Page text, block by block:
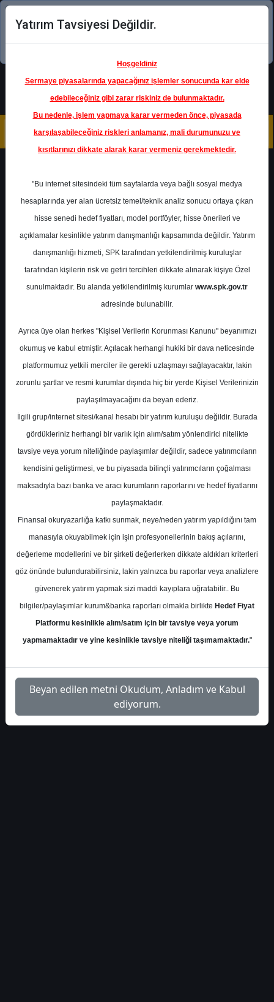
Şimdi uygulamayı indirin!
Ana Sayfa Raporlar
Alnus Yatırım
Rapor Detay
KARSN - Hedef Fiyat
Alnus Yatırım 11 Kasım 2025
Alnus Yatırım, KARSN - Karsan Otomotiv için
hedef fiyatını 15,30 TL seviyesinden 14,26
TL’ye revize ederken tavsiyesini ise 'AL'
S.No Dosya Adı İndir
1
alnus-yatirim-karsan-hisse-
hedef-fiyat-2026
İlgili
Dosyayı
Yatırım Tavsiyesi Değildir.
Hoşgeldiniz
Sermaye piyasalarında yapacağınız işlemler sonucunda kar elde
edebileceğiniz gibi zarar riskiniz de bulunmaktadır.
Bu nedenle, işlem yapmaya karar vermeden önce, piyasada
karşılaşabileceğiniz riskleri anlamanız, mali durumunuzu ve
kısıtlarınızı dikkate alarak karar vermeniz gerekmektedir.
"Bu internet sitesindeki tüm sayfalarda veya bağlı sosyal medya
hesaplarında yer alan ücretsiz temel/teknik analiz sonucu ortaya çıkan
hisse senedi hedef fiyatları, model portföyler, hisse önerileri ve
açıklamalar kesinlikle yatırım danışmanlığı kapsamında değildir. Yatırım
danışmanlığı hizmeti, SPK tarafından yetkilendirilmiş kuruluşlar
tarafından kişilerin risk ve getiri tercihleri dikkate alınarak kişiye Özel
sunulmaktadır. Bu alanda yetkilendirilmiş kurumlar www.spk.gov.tr
adresinde bulunabilir.
Ayrıca üye olan herkes "Kişisel Verilerin Korunması Kanunu" beyanımızı
okumuş ve kabul etmiştir. Açılacak herhangi hukiki bir dava neticesinde
platformumuz yetkili merciler ile gerekli uzlaşmayı sağlayacaktır, lakin
zorunlu şartlar ve resmi kurumlar dışında hiç bir yerde Kişisel Verilerinizin
paylaşılmayacağını da beyan ederiz.
İlgili grup/internet sitesi/kanal hesabı bir yatırım kuruluşu değildir. Burada
gördükleriniz herhangi bir varlık için alım/satım yönlendirici nitelikte
tavsiye veya yorum niteliğinde paylaşımlar değildir, sadece yatırımcıların
kendisini geliştirmesi, ve bu piyasada bilinçli yatırımcıların çoğalması
maksadıyla bazı banka ve aracı kurumların raporlarını ve hedef fiyatlarını
paylaşmaktadır.
Finansal okuryazarlığa katkı sunmak, neye/neden yatırım yapıldığını tam
manasıyla okuyabilmek için işin profesyonellerinin bakış açılarını,
değerleme modellerini ve bir şirketi değerlerken dikkate aldıkları kriterleri
göz önünde bulundurabilirsiniz, lakin yalnızca bu raporlar veya analizlere
güvenerek yatırım yapmak sizi maddi kayıplara uğratabilir.. Bu
bilgiler/paylaşımlar kurum&banka raporları olmakla birlikte Hedef Fiyat
Platformu kesinlikle alım/satım için bir tavsiye veya yorum
yapmamaktadır ve yine kesinlikle tavsiye niteliği taşımamaktadır."
Beyan edilen metni Okudum, Anladım ve Kabul
ediyorum.